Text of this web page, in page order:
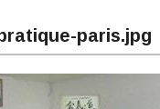
paris.jpg